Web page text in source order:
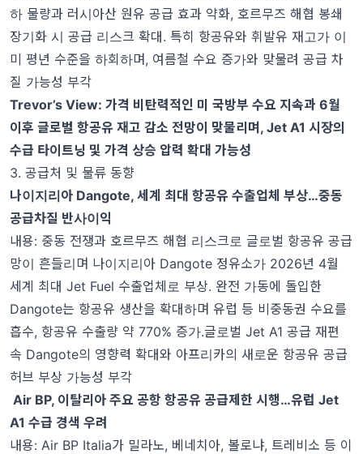
하 물량과 러시아산 원유 공급 효과 약화, 호르무즈 해협 봉쇄
장기화 시 공급 리스크 확대. 특히 항공유와 휘발유 재고가 이
미 평년 수준을 하회하며, 여름철 수요 증가와 맞물려 공급 차
질 가능성 부각
Trevor’s View: 가격 비탄력적인 미 국방부 수요 지속과 6월
이후 글로벌 항공유 재고 감소 전망이 맞물리며 , Jet A1 시장의
수급 타이트닝 및 가격 상승 압력 확대 가능성
3. 공급처 및 물류 동향
나이지리아 Dangote, 세계 최대 항공유 수출업체 부상…중동
공급차질 반사이익
내용: 중동 전쟁과 호르무즈 해협 리스크로 글로벌 항공유 공급
망이 흔들리며 나이지리아 Dangote 정유소가 2026년 4월
세계 최대 Jet Fuel 수출업체로 부상. 완전 가동에 돌입한
Dangote는 항공유 생산을 확대하며 유럽 등 비중동권 수요를
흡수, 항공유 수출량 약 770% 증가.글로벌 Jet A1 공급 재편
속 Dangote의 영향력 확대와 아프리카의 새로운 항공유 공급
허브 부상 가능성 부각
Air BP, 이탈리아 주요 공항 항공유 공급제한 시행…유럽 Jet
A1 수급 경색 우려
내용: Air BP Italia가 밀라노, 베네치아, 볼로냐, 트레비소 등 이